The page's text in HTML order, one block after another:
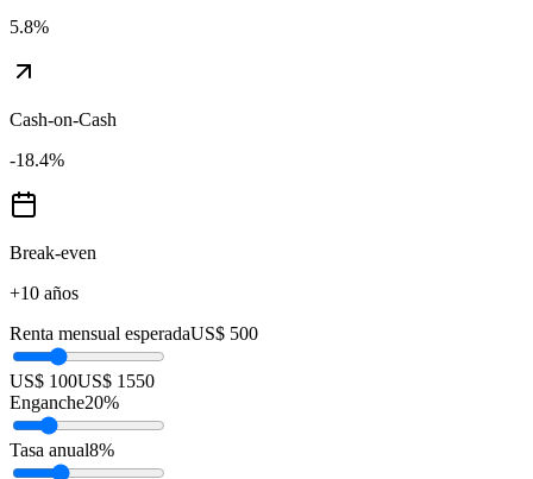
5.8%
Cash-on-Cash
-18.4%
Break-even
+10 años
Renta mensual esperadaUS$ 500
US$ 100US$ 1550
Enganche20%
Tasa anual8%